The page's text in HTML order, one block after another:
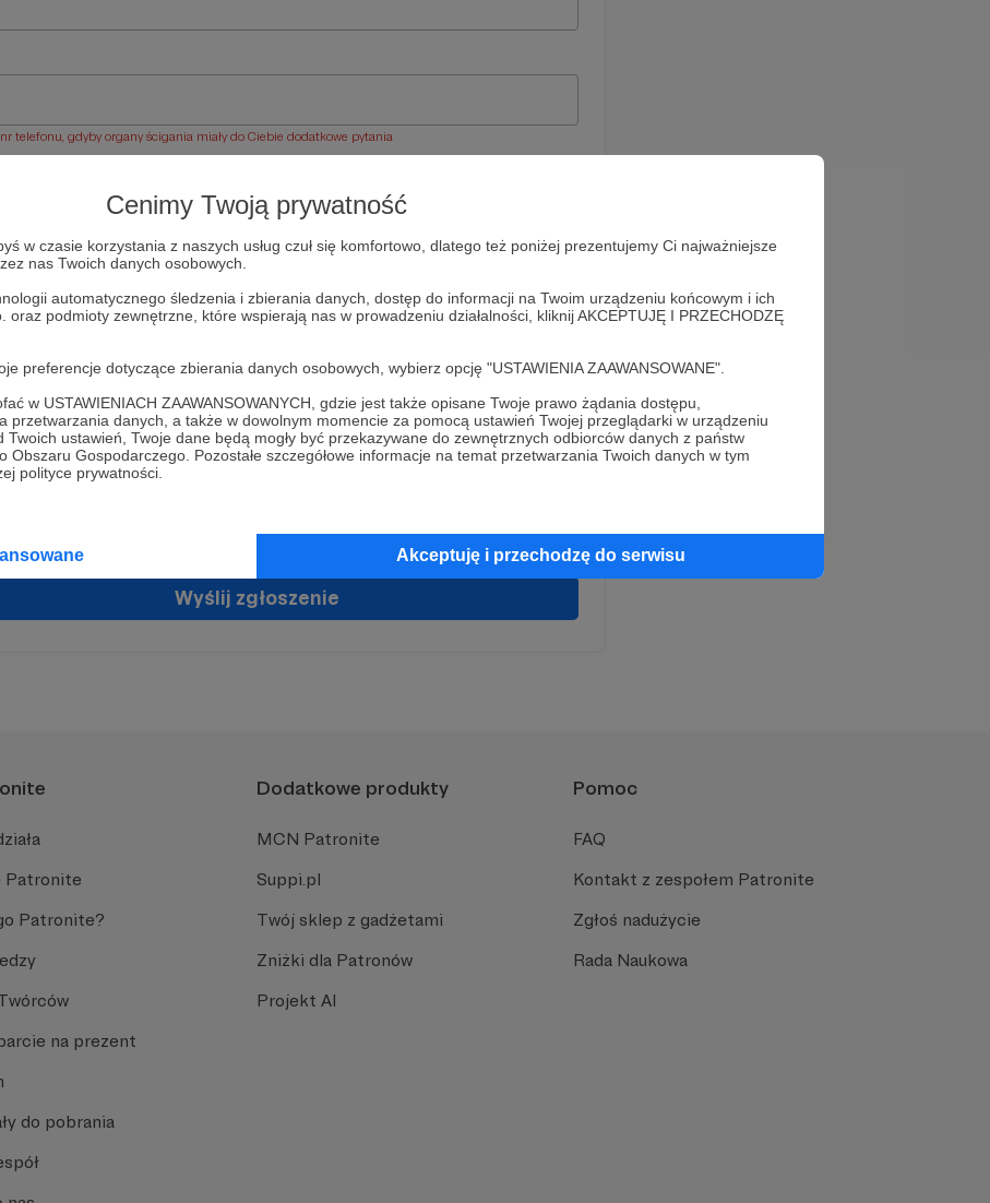
Cenimy Twoją prywatność
w czasie korzystania z naszych usług czuł się komfortowo, dlatego też poniżej prezentujemy Ci najważniejsze
nas Twoich danych osobowych.
automatycznego śledzenia i zbierania danych, dostęp do informacji na Twoim urządzeniu końcowym i ich
podmioty zewnętrzne, które wspierają nas w prowadzeniu działalności, kliknij AKCEPTUJĘ I PRZECHODZĘ
preferencje dotyczące zbierania danych osobowych, wybierz opcję "USTAWIENIA ZAAWANSOWANE".
w USTAWIENIACH ZAAWANSOWANYCH, gdzie jest także opisane Twoje prawo żądania dostępu,
przetwarzania danych, a także w dowolnym momencie za pomocą ustawień Twojej przeglądarki w urządzeniu
ustawień, Twoje dane będą mogły być przekazywane do zewnętrznych odbiorców danych z państw
Gospodarczego. Pozostałe szczegółowe informacje na temat przetwarzania Twoich danych w tym
polityce prywatności.
Akceptuję i przechodzę do serwisu
telefonu, gdyby organy ścigania miały do Ciebie dodatkowe pytania
zgodę na przetwarzanie moich danych osobowych przez Patronite
Twoich danych osobowych jest Crowd8 sp. z o.o. z siedziba w Warszawie, ul. Żwirki i
16, 02-092 Warszawa. Twoje dane osobowe będą przetwarzane w szczególności w celu wykonania
zawartej z Tobą, w tym do umożliwienia świadczenia usługi drogą elektroniczną oraz pełnego
z platformy Patronite.pl, w tym możliwości dokonywania oraz otrzymywania wsparcia na naszej
spełnienie wszystkich Twoich praw wynikających z ogólnego rozporządzenia o ochronie
tj. prawo dostępu, sprostowania oraz usunięcia Twoich danych, ograniczenia ich przetwarzania,
a także prawo wyrażenia sprzeciwu wobec przetwarzania Twoich danych osobowych.
dla osób niepełnoletnich możliwa jest po przekazaniu podpisanego formularza "Zgodna na
zgodę
Wyślij zgłoszenie
Patronite
Patronite?
na prezent
do pobrania
Dodatkowe produkty
MCN Patronite
Suppi.pl
Twój sklep z gadżetami
Zniżki dla Patronów
Projekt AI
Pomoc
FAQ
Kontakt z zespołem Patronite
Zgłoś nadużycie
Rada Naukowa